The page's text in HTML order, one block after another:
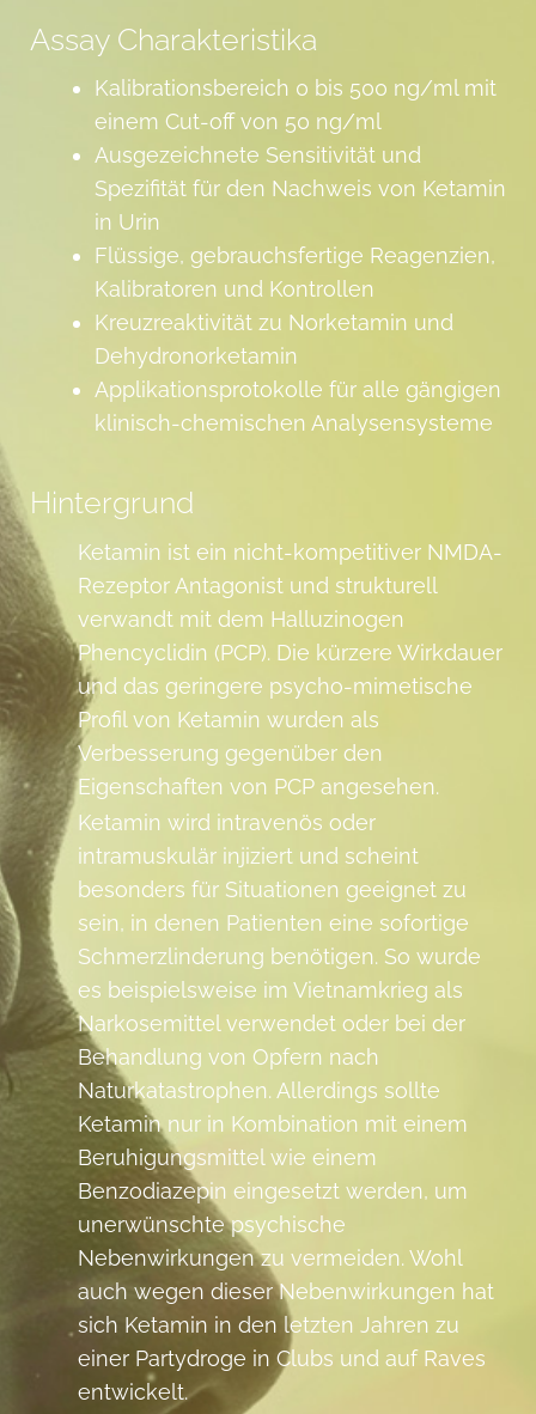
Assay Charakteristika
Kalibrationsbereich 0 bis 500 ng/ml mit
einem Cut-off von 50 ng/ml
Ausgezeichnete Sensitivität und
Spezifität für den Nachweis von Ketamin
in Urin
Flüssige, gebrauchsfertige Reagenzien,
Kalibratoren und Kontrollen
Kreuzreaktivität zu Norketamin und
Dehydronorketamin
Applikationsprotokolle für alle gängigen
klinisch-chemischen Analysensysteme
Hintergrund
Ketamin ist ein nicht-kompetitiver NMDA-
Rezeptor Antagonist und strukturell
verwandt mit dem Halluzinogen
Phencyclidin (PCP). Die kürzere Wirkdauer
und das geringere psycho-mimetische
Profil von Ketamin wurden als
Verbesserung gegenüber den
Eigenschaften von PCP angesehen.
Ketamin wird intravenös oder
intramuskulär injiziert und scheint
besonders für Situationen geeignet zu
sein, in denen Patienten eine sofortige
Schmerzlinderung benötigen. So wurde
es beispielsweise im Vietnamkrieg als
Narkosemittel verwendet oder bei der
Behandlung von Opfern nach
Naturkatastrophen. Allerdings sollte
Ketamin nur in Kombination mit einem
Beruhigungsmittel wie einem
Benzodiazepin eingesetzt werden, um
unerwünschte psychische
Nebenwirkungen zu vermeiden. Wohl
auch wegen dieser Nebenwirkungen hat
sich Ketamin in den letzten Jahren zu
einer Partydroge in Clubs und auf Raves
entwickelt.